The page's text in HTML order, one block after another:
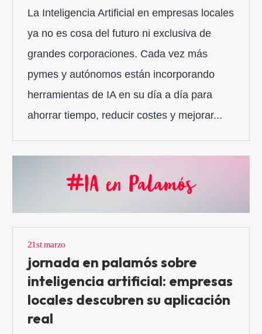
La Inteligencia Artificial en empresas locales
ya no es cosa del futuro ni exclusiva de
grandes corporaciones. Cada vez más
pymes y autónomos están incorporando
herramientas de IA en su día a día para
ahorrar tiempo, reducir costes y mejorar...
21st marzo
jornada en palamós sobre
inteligencia artificial: empresas
locales descubren su aplicación
real